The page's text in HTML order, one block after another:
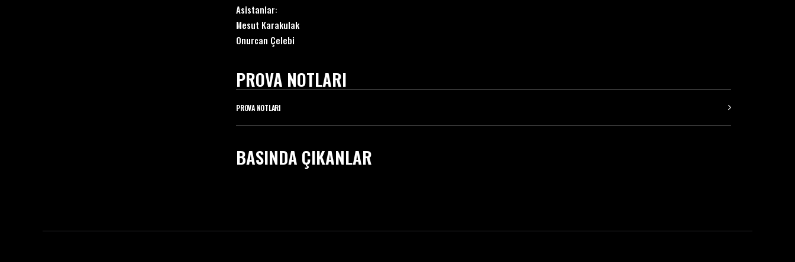
Asistanlar:
Mesut Karakulak
Onurcan Çelebi
PROVA NOTLARI
PROVA NOTLARI
BASINDA ÇIKANLAR